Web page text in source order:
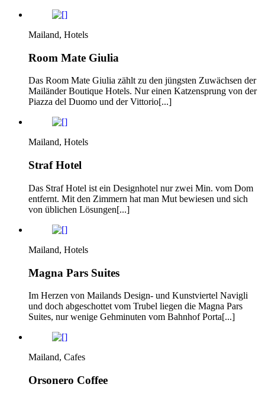
Mailand, Hotels
Room Mate Giulia
Das Room Mate Giulia zählt zu den jüngsten Zuwächsen der
Mailänder Boutique Hotels. Nur einen Katzensprung von der
Piazza del Duomo und der Vittorio[...]
Mailand, Hotels
Straf Hotel
Das Straf Hotel ist ein Designhotel nur zwei Min. vom Dom
entfernt. Mit den Zimmern hat man Mut bewiesen und sich
von üblichen Lösungen[...]
Mailand, Hotels
Magna Pars Suites
Im Herzen von Mailands Design- und Kunstviertel Navigli
und doch abgeschottet vom Trubel liegen die Magna Pars
Suites, nur wenige Gehminuten vom Bahnhof Porta[...]
Mailand, Cafes
Orsonero Coffee